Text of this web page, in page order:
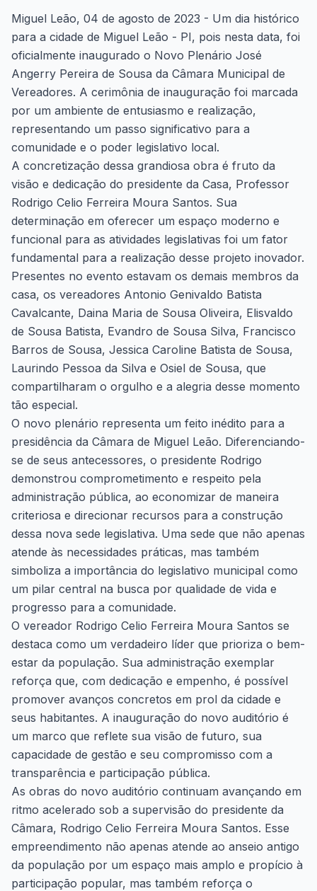
Miguel Leão, 04 de agosto de 2023 - Um dia histórico
para a cidade de Miguel Leão - PI, pois nesta data, foi
oficialmente inaugurado o Novo Plenário José
Angerry Pereira de Sousa da Câmara Municipal de
Vereadores. A cerimônia de inauguração foi marcada
por um ambiente de entusiasmo e realização,
representando um passo significativo para a
comunidade e o poder legislativo local.
A concretização dessa grandiosa obra é fruto da
visão e dedicação do presidente da Casa, Professor
Rodrigo Celio Ferreira Moura Santos. Sua
determinação em oferecer um espaço moderno e
funcional para as atividades legislativas foi um fator
fundamental para a realização desse projeto inovador.
Presentes no evento estavam os demais membros da
casa, os vereadores Antonio Genivaldo Batista
Cavalcante, Daina Maria de Sousa Oliveira, Elisvaldo
de Sousa Batista, Evandro de Sousa Silva, Francisco
Barros de Sousa, Jessica Caroline Batista de Sousa,
Laurindo Pessoa da Silva e Osiel de Sousa, que
compartilharam o orgulho e a alegria desse momento
tão especial.
O novo plenário representa um feito inédito para a
presidência da Câmara de Miguel Leão. Diferenciando-
se de seus antecessores, o presidente Rodrigo
demonstrou comprometimento e respeito pela
administração pública, ao economizar de maneira
criteriosa e direcionar recursos para a construção
dessa nova sede legislativa. Uma sede que não apenas
atende às necessidades práticas, mas também
simboliza a importância do legislativo municipal como
um pilar central na busca por qualidade de vida e
progresso para a comunidade.
O vereador Rodrigo Celio Ferreira Moura Santos se
destaca como um verdadeiro líder que prioriza o bem-
estar da população. Sua administração exemplar
reforça que, com dedicação e empenho, é possível
promover avanços concretos em prol da cidade e
seus habitantes. A inauguração do novo auditório é
um marco que reflete sua visão de futuro, sua
capacidade de gestão e seu compromisso com a
transparência e participação pública.
As obras do novo auditório continuam avançando em
ritmo acelerado sob a supervisão do presidente da
Câmara, Rodrigo Celio Ferreira Moura Santos. Esse
empreendimento não apenas atende ao anseio antigo
da população por um espaço mais amplo e propício à
participação popular, mas também reforça o